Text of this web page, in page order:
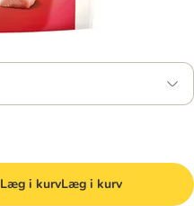
Læg i kurvLæg i kurv